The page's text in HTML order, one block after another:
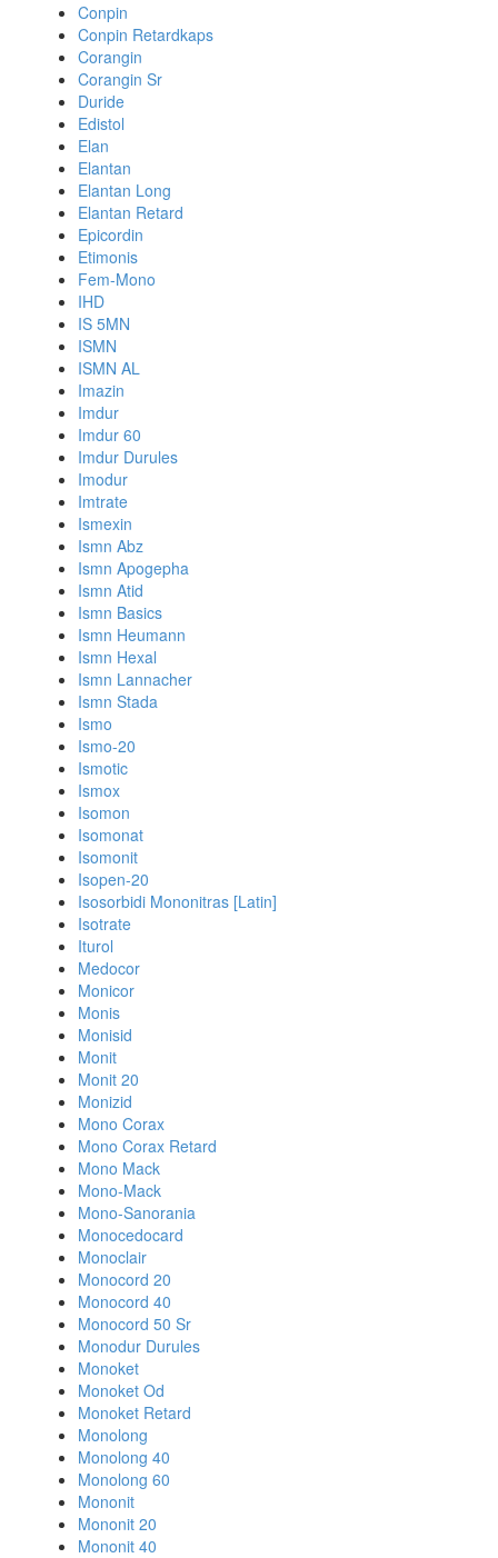
Conpin
Conpin Retardkaps
Corangin
Corangin Sr
Duride
Edistol
Elan
Elantan
Elantan Long
Elantan Retard
Epicordin
Etimonis
Fem-Mono
IHD
IS 5MN
ISMN
ISMN AL
Imazin
Imdur
Imdur 60
Imdur Durules
Imodur
Imtrate
Ismexin
Ismn Abz
Ismn Apogepha
Ismn Atid
Ismn Basics
Ismn Heumann
Ismn Hexal
Ismn Lannacher
Ismn Stada
Ismo
Ismo-20
Ismotic
Ismox
Isomon
Isomonat
Isomonit
Isopen-20
Isosorbidi Mononitras [Latin]
Isotrate
Iturol
Medocor
Monicor
Monis
Monisid
Monit
Monit 20
Monizid
Mono Corax
Mono Corax Retard
Mono Mack
Mono-Mack
Mono-Sanorania
Monocedocard
Monoclair
Monocord 20
Monocord 40
Monocord 50 Sr
Monodur Durules
Monoket
Monoket Od
Monoket Retard
Monolong
Monolong 40
Monolong 60
Mononit
Mononit 20
Mononit 40